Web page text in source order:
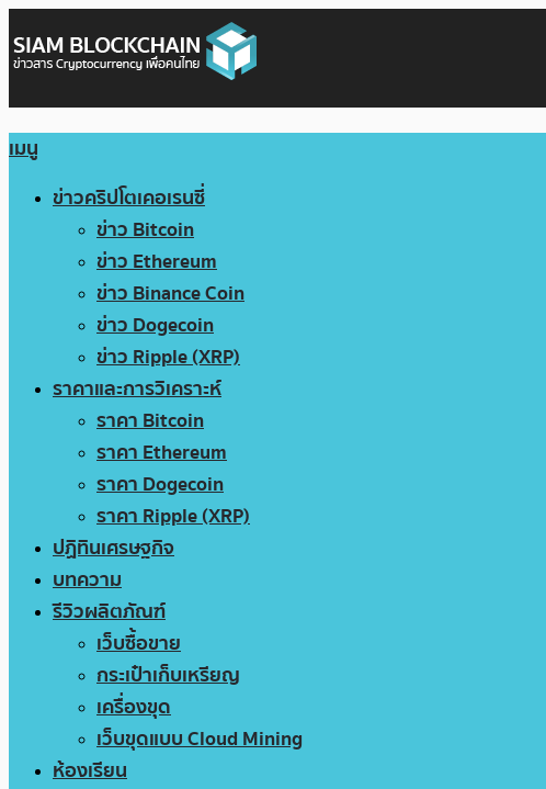
เมนู
ข่าวคริปโตเคอเรนซี่
ข่าว Bitcoin
ข่าว Ethereum
ข่าว Binance Coin
ข่าว Dogecoin
ข่าว Ripple (XRP)
ราคาและการวิเคราะห์
ราคา Bitcoin
ราคา Ethereum
ราคา Dogecoin
ราคา Ripple (XRP)
ปฏิทินเศรษฐกิจ
บทความ
รีวิวผลิตภัณฑ์
เว็บซื้อขาย
กระเป๋าเก็บเหรียญ
เครื่องขุด
เว็บขุดแบบ Cloud Mining
ห้องเรียน